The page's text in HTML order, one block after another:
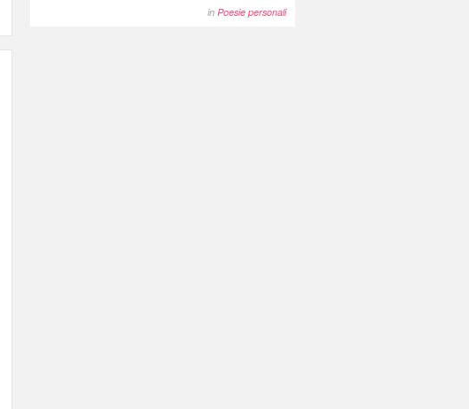
in Poesie personali